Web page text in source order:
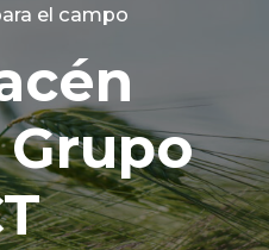
el campo